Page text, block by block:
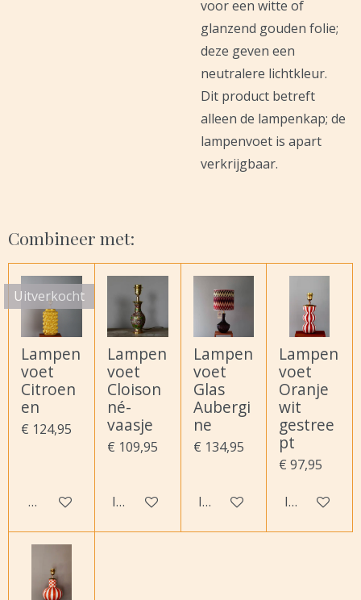
voor een witte of
glanzend gouden folie;
deze geven een
neutralere lichtkleur.
Dit product betreft
alleen de lampenkap; de
lampenvoet is apart
verkrijgbaar.
Combineer met:
Uitverkocht
Lampen
voet
Citroen
en
€ 124,95
Houd mij op de hoogte
Lampen
voet
Cloison
né-
vaasje
€ 109,95
In winkelwagen
Lampen
voet
Glas
Aubergi
ne
€ 134,95
In winkelwagen
Lampen
voet
Oranje
wit
gestree
pt
€ 97,95
In